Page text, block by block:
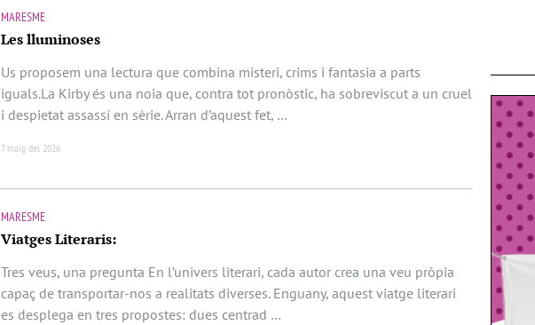
MARESME
Les lluminoses
Us proposem una lectura que combina misteri, crims i fantasia a parts
iguals.La Kirby és una noia que, contra tot pronòstic, ha sobreviscut a un cruel
i despietat assassí en sèrie. Arran d’aquest fet, …
7 maig del 2026
MARESME
Viatges Literaris:
Tres veus, una pregunta En l’univers literari, cada autor crea una veu pròpia
capaç de transportar-nos a realitats diverses. Enguany, aquest viatge literari
es desplega en tres propostes: dues centrad …